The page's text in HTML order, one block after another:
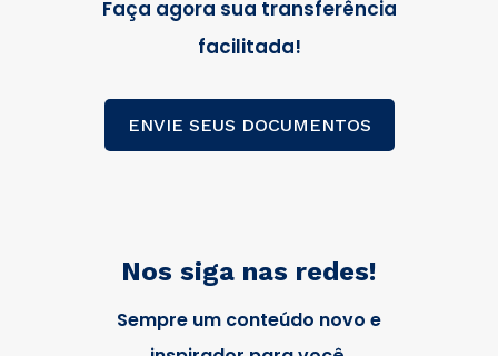
Faça agora sua transferência
facilitada!
ENVIE SEUS DOCUMENTOS
Nos siga nas redes!
Sempre um conteúdo novo e